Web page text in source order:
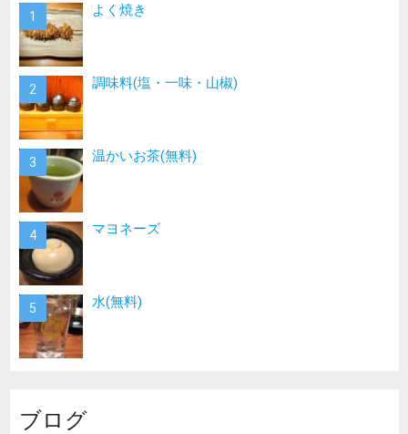
よく焼き
調味料(塩・一味・山椒)
温かいお茶(無料)
マヨネーズ
水(無料)
ブログ